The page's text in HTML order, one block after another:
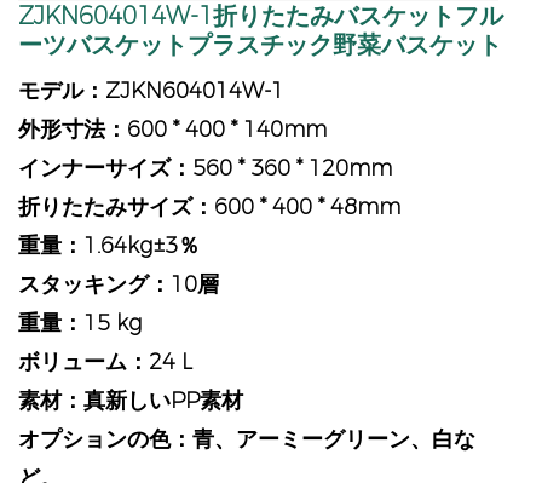
ZJKN604014W-1折りたたみバスケットフル
ーツバスケットプラスチック野菜バスケット
モデル：ZJKN604014W-1
外形寸法：600 * 400 * 140mm
インナーサイズ：560 * 360 * 120mm
折りたたみサイズ：600 * 400 * 48mm
重量：1.64kg±3％
スタッキング：10層
重量：15 kg
ボリューム：24 L
素材：真新しいPP素材
オプションの色：青、アーミーグリーン、白な